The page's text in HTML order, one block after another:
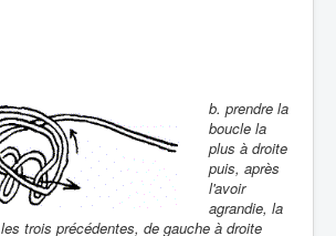
b. prendre la
boucle la
plus à droite
puis, après
l'avoir
agrandie, la
trois précédentes, de gauche à droite